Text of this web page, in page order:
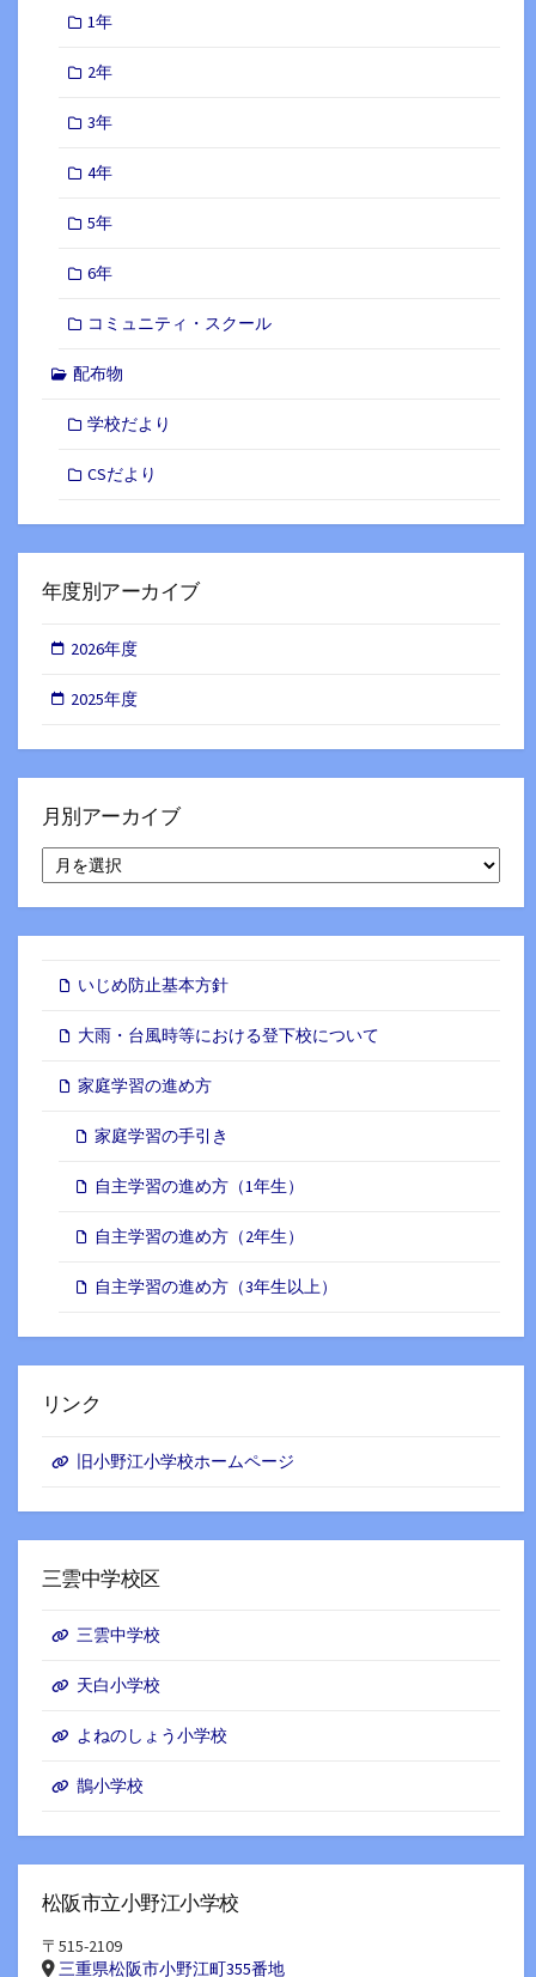
1年
2年
3年
4年
5年
6年
コミュニティ・スクール
配布物
学校だより
CSだより
年度別アーカイブ
2026年度
2025年度
月別アーカイブ
別
ア
いじめ防止基本方針
大雨・台風時等における登下校について
家庭学習の進め方
家庭学習の手引き
自主学習の進め方（1年生）
自主学習の進め方（2年生）
自主学習の進め方（3年生以上）
リンク
旧小野江小学校ホームページ
三雲中学校区
三雲中学校
天白小学校
よねのしょう小学校
鵲小学校
松阪市立小野江小学校
〒515-2109
三重県松阪市小野江町355番地